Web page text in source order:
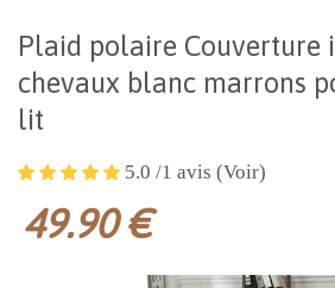
Plaid polaire Couverture
chevaux blanc marrons
lit
5.0 /1 avis (Voir)
49.90 €